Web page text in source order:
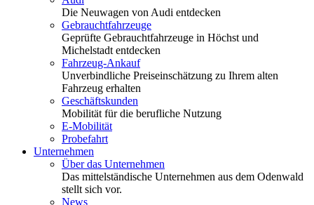
Die Neuwagen von Audi entdecken
Gebrauchtfahrzeuge
Geprüfte Gebrauchtfahrzeuge in Höchst und
Michelstadt entdecken
Fahrzeug-Ankauf
Unverbindliche Preiseinschätzung zu Ihrem alten
Fahrzeug erhalten
Geschäftskunden
Mobilität für die berufliche Nutzung
E-Mobilität
Probefahrt
Unternehmen
Über das Unternehmen
Das mittelständische Unternehmen aus dem Odenwald
stellt sich vor.
News